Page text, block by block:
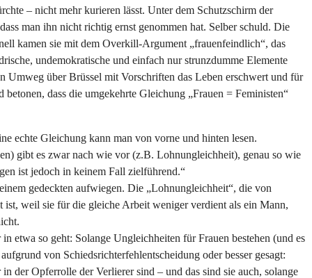
– nicht mehr kurieren lässt. Unter dem Schutzschirm der
man ihn nicht richtig ernst genommen hat. Selber schuld. Die
kamen sie mit dem Overkill-Argument „frauenfeindlich“, das
undemokratische und einfach nur strunzdumme Elemente
Umweg über Brüssel mit Vorschriften das Leben erschwert und für
dass die umgekehrte Gleichung „Frauen = Feministen“
echte Gleichung kann man von vorne und hinten lesen.
gibt es zwar nach wie vor (z.B. Lohnungleichheit), genau so wie
ist jedoch in keinem Fall zielführend.“
gedeckten aufwiegen. Die „Lohnungleichheit“, die von
ist, weil sie für die gleiche Arbeit weniger verdient als ein Mann,
etwa so geht: Solange Ungleichheiten für Frauen bestehen (und es
von Schiedsrichterfehlentscheidung oder besser gesagt:
der Opferrolle der Verlierer sind – und das sind sie auch, solange